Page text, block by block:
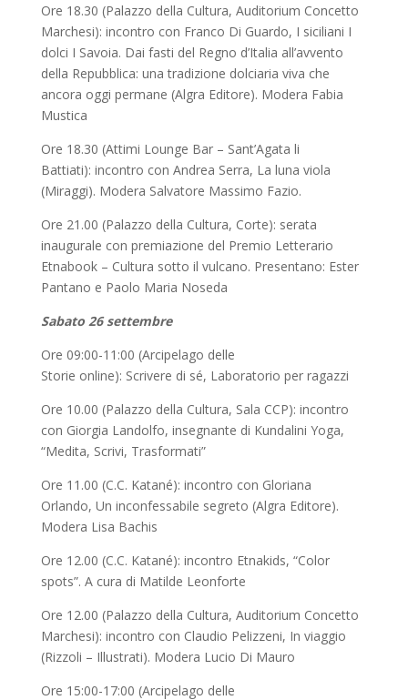
Ore 18.30 (Palazzo della Cultura, Auditorium Concetto
Marchesi): incontro con Franco Di Guardo, I siciliani I
dolci I Savoia. Dai fasti del Regno d’Italia all’avvento
della Repubblica: una tradizione dolciaria viva che
ancora oggi permane (Algra Editore). Modera Fabia
Mustica
Ore 18.30 (Attimi Lounge Bar – Sant’Agata li
Battiati): incontro con Andrea Serra, La luna viola
(Miraggi). Modera Salvatore Massimo Fazio.
Ore 21.00 (Palazzo della Cultura, Corte): serata
inaugurale con premiazione del Premio Letterario
Etnabook – Cultura sotto il vulcano. Presentano: Ester
Pantano e Paolo Maria Noseda
Sabato 26 settembre
Ore 09:00-11:00 (Arcipelago delle
Storie online): Scrivere di sé, Laboratorio per ragazzi
Ore 10.00 (Palazzo della Cultura, Sala CCP): incontro
con Giorgia Landolfo, insegnante di Kundalini Yoga,
“Medita, Scrivi, Trasformati”
Ore 11.00 (C.C. Katané): incontro con Gloriana
Orlando, Un inconfessabile segreto (Algra Editore).
Modera Lisa Bachis
Ore 12.00 (C.C. Katané): incontro Etnakids, “Color
spots”. A cura di Matilde Leonforte
Ore 12.00 (Palazzo della Cultura, Auditorium Concetto
Marchesi): incontro con Claudio Pelizzeni, In viaggio
(Rizzoli – Illustrati). Modera Lucio Di Mauro
Ore 15:00-17:00 (Arcipelago delle